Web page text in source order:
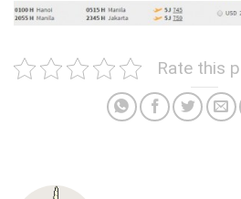
Rate this